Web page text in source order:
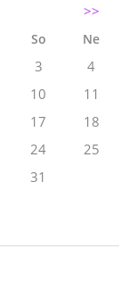
>>
So Ne
3
4
10
11
17
18
24
25
31